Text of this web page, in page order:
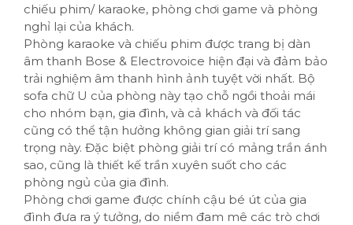
chiếu phim/ karaoke, phòng chơi game và phòng
nghỉ lại của khách.
Phòng karaoke và chiếu phim được trang bị dàn
âm thanh Bose & Electrovoice hiện đại và đảm bảo
trải nghiệm âm thanh hình ảnh tuyệt vời nhất. Bộ
sofa chữ U của phòng này tạo chỗ ngồi thoải mái
cho nhóm bạn, gia đình, và cả khách và đối tác
cũng có thể tận hưởng không gian giải trí sang
trọng này. Đặc biệt phòng giải trí có mảng trần ánh
sao, cũng là thiết kế trần xuyên suốt cho các
phòng ngủ của gia đình.
Phòng chơi game được chính cậu bé út của gia
đình đưa ra ý tưởng, do niềm đam mê các trò chơi